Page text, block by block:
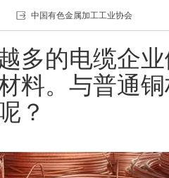
中国有色金属加工工业协会
多的电缆企
料。与普通
？